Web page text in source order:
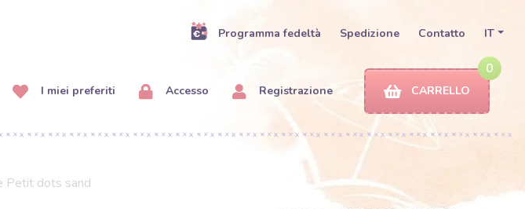
Programma fedeltà Spedizione Contatto IT
I miei preferiti Accesso Registrazione
0
CARRELLO
Petit dots sand